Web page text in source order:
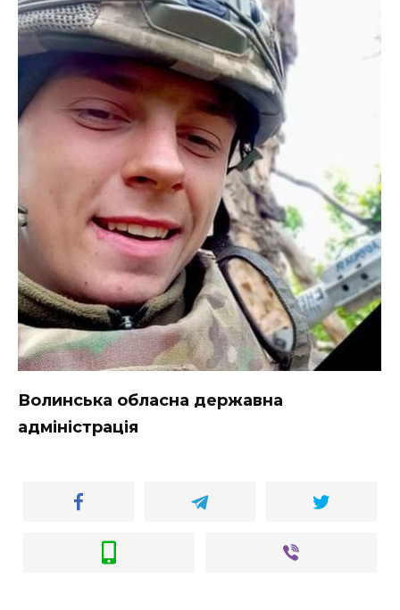
Волинська обласна державна
адміністрація